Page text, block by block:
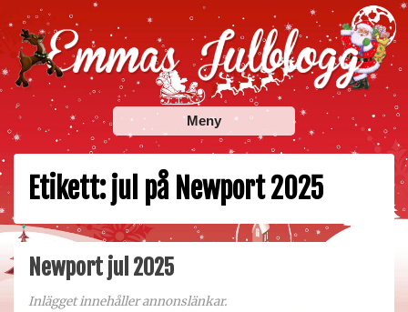
Skip
to
content
Emmas Julblogg
Julbloggar om julnyheter, julklappstips, julkalendrar,
adventskalendrar , julpyssel och julrecept!
Meny
Etikett:jul på Newport 2025
Newport jul 2025
Inlägget innehåller annonslänkar.